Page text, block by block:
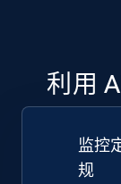
Seller
more.
利用
监控
规